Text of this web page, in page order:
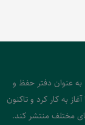
موسسه پژوهشی فرهنگی مصابیح الهدی از سال 1388 به عنوان دفتر حفظ و
به کار کرد و تاکنون
مختلف منتشر کند.